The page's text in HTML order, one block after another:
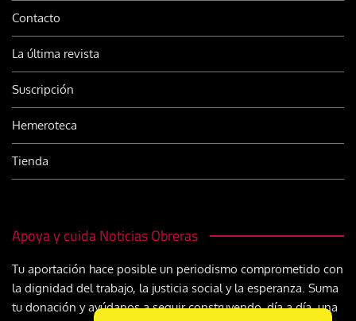
Contacto
La última revista
Suscripción
Hemeroteca
Tienda
Apoya y cuida Noticias Obreras
Tu aportación hace posible un periodismo comprometido con
la dignidad del trabajo, la justicia social y la esperanza. Suma
tu donación y ayúdanos a seguir construyendo, día a día, una